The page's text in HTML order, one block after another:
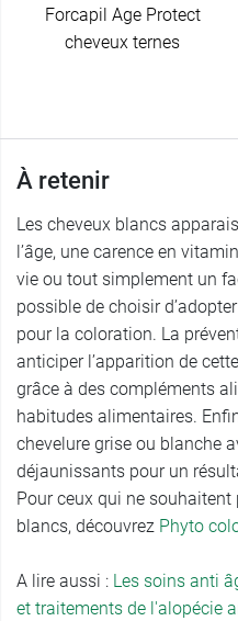
Forcapil Age Protect
cheveux ternes
À retenir
Les cheveux blancs
l’âge, une carence en
vie ou tout simplement un
possible de choisir
pour la coloration. La
anticiper l’apparition de
grâce à des compléments
habitudes alimentaires.
chevelure grise ou blanche
déjaunissants pour un
Pour ceux qui ne
blancs, découvrez Phyto
A lire aussi : Les soins anti
et traitements de l'alopécie